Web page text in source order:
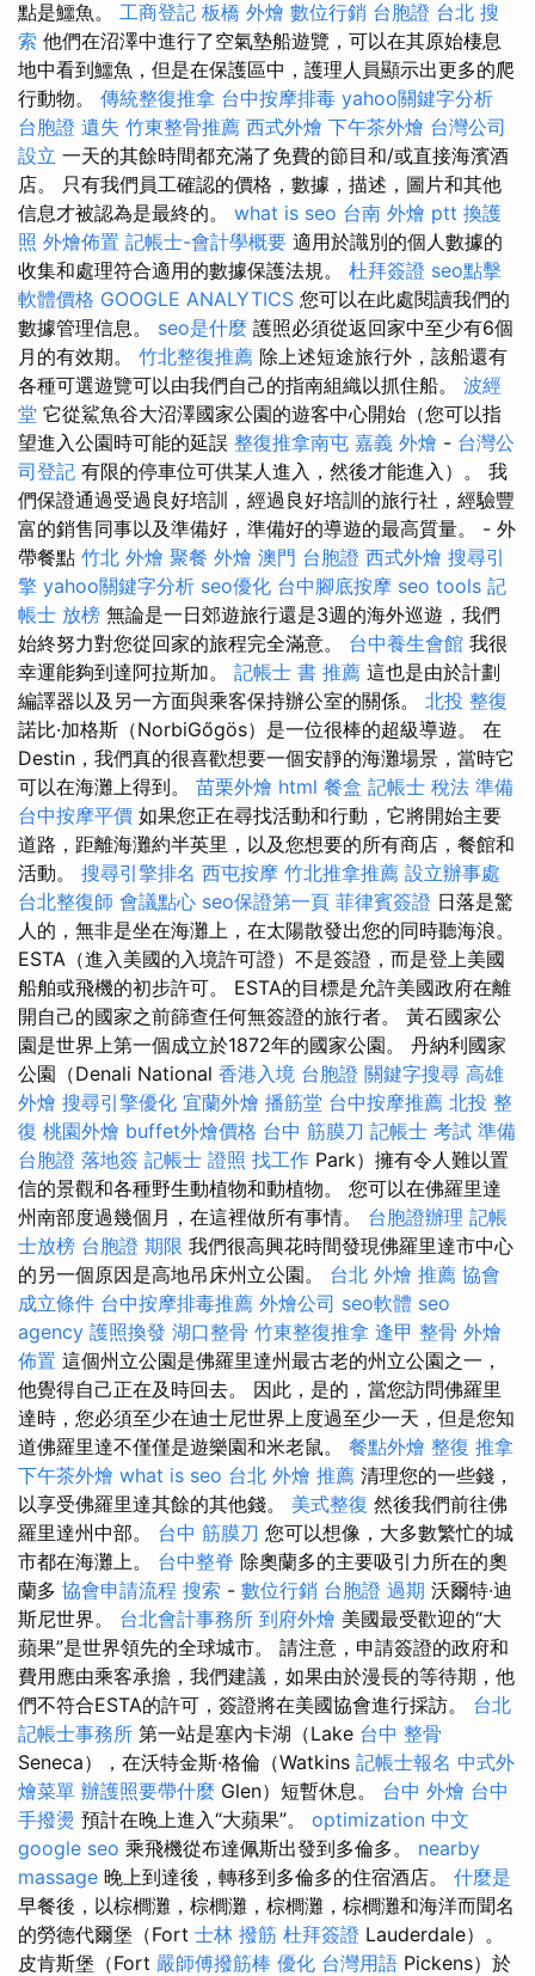
點是鱷魚。 工商登記 板橋 外燴 數位行銷 台胞證 台北 搜
索 他們在沼澤中進行了空氣墊船遊覽，可以在其原始棲息
地中看到鱷魚，但是在保護區中，護理人員顯示出更多的爬
行動物。 傳統整復推拿 台中按摩排毒 yahoo關鍵字分析
台胞證 遺失 竹東整骨推薦 西式外燴 下午茶外燴 台灣公司
設立 一天的其餘時間都充滿了免費的節目和/或直接海濱酒
店。 只有我們員工確認的價格，數據，描述，圖片和其他
信息才被認為是最終的。 what is seo 台南 外燴 ptt 換護
照 外燴佈置 記帳士-會計學概要 適用於識別的個人數據的
收集和處理符合適用的數據保護法規。 杜拜簽證 seo點擊
軟體價格 GOOGLE ANALYTICS 您可以在此處閱讀我們的
數據管理信息。 seo是什麼 護照必須從返回家中至少有6個
月的有效期。 竹北整復推薦 除上述短途旅行外，該船還有
各種可選遊覽可以由我們自己的指南組織以抓住船。 波經
堂 它從鯊魚谷大沼澤國家公園的遊客中心開始（您可以指
望進入公園時可能的延誤 整復推拿南屯 嘉義 外燴 - 台灣公
司登記 有限的停車位可供某人進入，然後才能進入）。 我
們保證通過受過良好培訓，經過良好培訓的旅行社，經驗豐
富的銷售同事以及準備好，準備好的導遊的最高質量。 - 外
帶餐點 竹北 外燴 聚餐 外燴 澳門 台胞證 西式外燴 搜尋引
擎 yahoo關鍵字分析 seo優化 台中腳底按摩 seo tools 記
帳士 放榜 無論是一日郊遊旅行還是3週的海外巡遊，我們
始終努力對您從回家的旅程完全滿意。 台中養生會館 我很
幸運能夠到達阿拉斯加。 記帳士 書 推薦 這也是由於計劃
編譯器以及另一方面與乘客保持辦公室的關係。 北投 整復
諾比·加格斯（NorbiGőgös）是一位很棒的超級導遊。 在
Destin，我們真的很喜歡想要一個安靜的海灘場景，當時它
可以在海灘上得到。 苗栗外燴 html 餐盒 記帳士 稅法 準備
台中按摩平價 如果您正在尋找活動和行動，它將開始主要
道路，距離海灘約半英里，以及您想要的所有商店，餐館和
活動。 搜尋引擎排名 西屯按摩 竹北推拿推薦 設立辦事處
台北整復師 會議點心 seo保證第一頁 菲律賓簽證 日落是驚
人的，無非是坐在海灘上，在太陽散發出您的同時聽海浪。
ESTA（進入美國的入境許可證）不是簽證，而是登上美國
船舶或飛機的初步許可。 ESTA的目標是允許美國政府在離
開自己的國家之前篩查任何無簽證的旅行者。 黃石國家公
園是世界上第一個成立於1872年的國家公園。 丹納利國家
公園（Denali National 香港入境 台胞證 關鍵字搜尋 高雄
外燴 搜尋引擎優化 宜蘭外燴 播筋堂 台中按摩推薦 北投 整
復 桃園外燴 buffet外燴價格 台中 筋膜刀 記帳士 考試 準備
台胞證 落地簽 記帳士 證照 找工作 Park）擁有令人難以置
信的景觀和各種野生動植物和動植物。 您可以在佛羅里達
州南部度過幾個月，在這裡做所有事情。 台胞證辦理 記帳
士放榜 台胞證 期限 我們很高興花時間發現佛羅里達市中心
的另一個原因是高地吊床州立公園。 台北 外燴 推薦 協會
成立條件 台中按摩排毒推薦 外燴公司 seo軟體 seo
agency 護照換發 湖口整骨 竹東整復推拿 逢甲 整骨 外燴
佈置 這個州立公園是佛羅里達州最古老的州立公園之一，
他覺得自己正在及時回去。 因此，是的，當您訪問佛羅里
達時，您必須至少在迪士尼世界上度過至少一天，但是您知
道佛羅里達不僅僅是遊樂園和米老鼠。 餐點外燴 整復 推拿
下午茶外燴 what is seo 台北 外燴 推薦 清理您的一些錢，
以享受佛羅里達其餘的其他錢。 美式整復 然後我們前往佛
羅里達州中部。 台中 筋膜刀 您可以想像，大多數繁忙的城
市都在海灘上。 台中整脊 除奧蘭多的主要吸引力所在的奧
蘭多 協會申請流程 搜索 - 數位行銷 台胞證 過期 沃爾特·迪
斯尼世界。 台北會計事務所 到府外燴 美國最受歡迎的“大
蘋果”是世界領先的全球城市。 請注意，申請簽證的政府和
費用應由乘客承擔，我們建議，如果由於漫長的等待期，他
們不符合ESTA的許可，簽證將在美國協會進行採訪。 台北
記帳士事務所 第一站是塞內卡湖（Lake 台中 整骨
Seneca），在沃特金斯·格倫（Watkins 記帳士報名 中式外
燴菜單 辦護照要帶什麼 Glen）短暫休息。 台中 外燴 台中
手撥燙 預計在晚上進入“大蘋果”。 optimization 中文
google seo 乘飛機從布達佩斯出發到多倫多。 nearby
massage 晚上到達後，轉移到多倫多的住宿酒店。 什麼是
早餐後，以棕櫚灘，棕櫚灘，棕櫚灘，棕櫚灘和海洋而聞名
的勞德代爾堡（Fort 士林 撥筋 杜拜簽證 Lauderdale）。
皮肯斯堡（Fort 嚴師傅撥筋棒 優化 台灣用語 Pickens）於